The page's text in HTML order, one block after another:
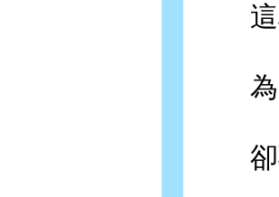
這
為了
卻羽